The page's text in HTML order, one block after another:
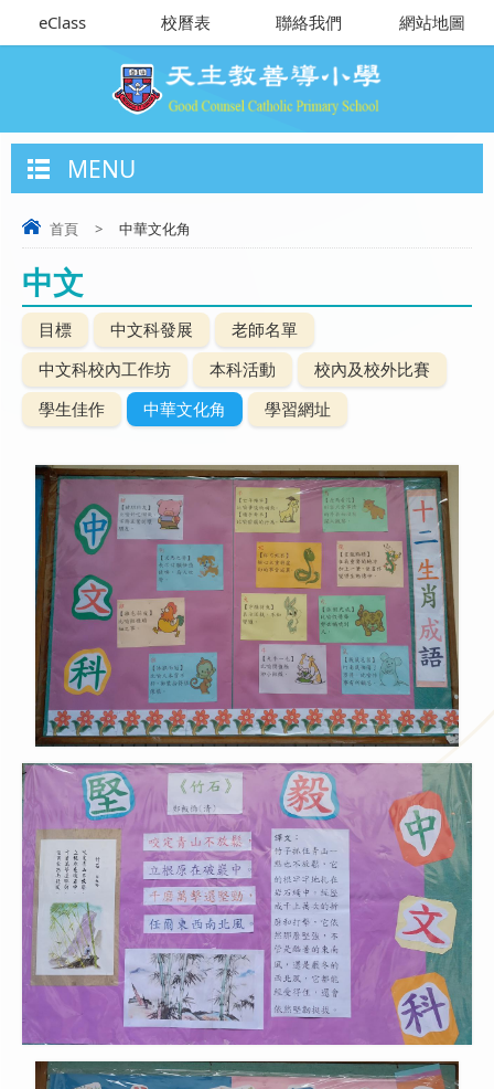
eClass 校曆表 聯絡我們 網站地圖
MENU
首頁 > 中華文化角
中文
目標 中文科發展
老師名單
中文科校內工作坊
本科活動
校內及校外比賽
學生佳作
中華文化角 學習網址